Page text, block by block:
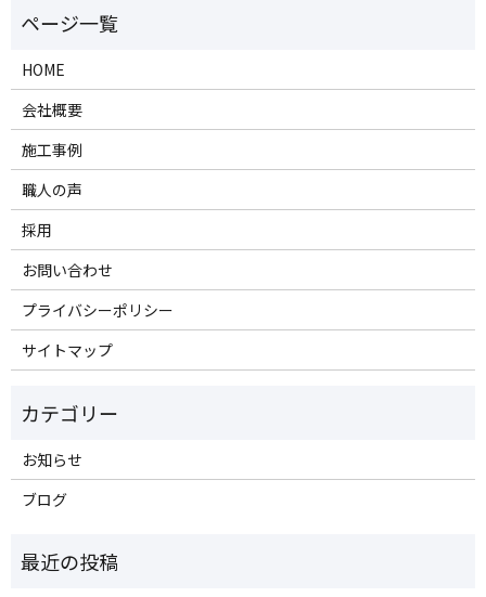
HOME
会社概要
施工事例
職人の声
採用
お問い合わせ
プライバシーポリシー
サイトマップ
お知らせ
ブログ